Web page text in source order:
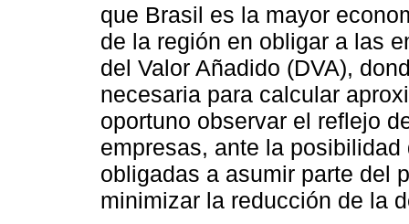
que Brasil es la mayor
de la región en obligar a las
del Valor Añadido (DVA),
necesaria para calcular
oportuno observar el reflejo
empresas, ante la
obligadas a asumir parte del
minimizar la reducción de la